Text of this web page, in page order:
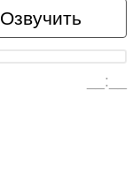
Озвучить
__:__